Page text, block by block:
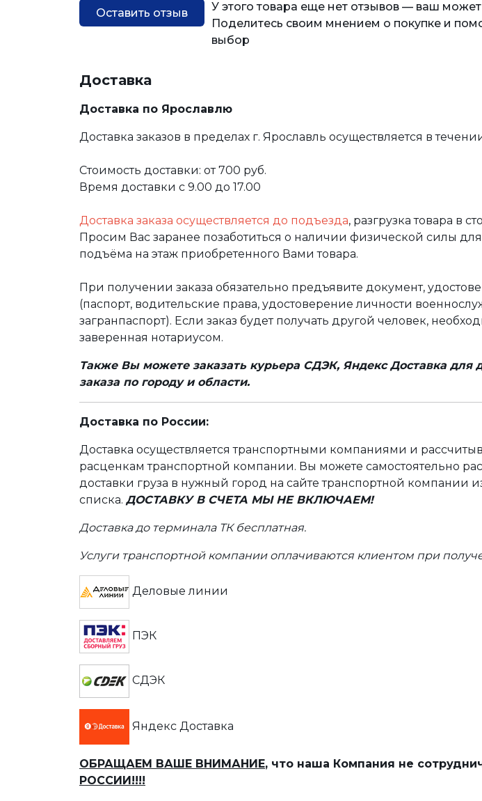
Оставить отзыв
У этого товара еще нет отзывов — ваш может
Поделитесь своим мнением о покупке и
выбор
Доставка
Доставка по Ярославлю
Доставка заказов в пределах г. Ярославль осуществляется в
Стоимость доставки: от 700 руб.
Время доставки с 9.00 до 17.00
Доставка заказа осуществляется до подъезда, разгрузка товара в
Просим Вас заранее позаботиться о наличии физической силы для
подъёма на этаж приобретенного Вами товара.
При получении заказа обязательно предъявите документ,
(паспорт, водительские права, удостоверение личности
загранпаспорт). Если заказ будет получать другой человек,
заверенная нотариусом.
Также Вы можете заказать курьера СДЭК, Яндекс Доставка для
заказа по городу и области.
Доставка по России:
Доставка осуществляется транспортными компаниями и
расценкам транспортной компании. Вы можете самостоятельно
доставки груза в нужный город на сайте транспортной компании
списка. ДОСТАВКУ В СЧЕТА МЫ НЕ ВКЛЮЧАЕМ!
Доставка до терминала ТК бесплатная.
Услуги транспортной компании оплачиваются клиентом при
Деловые линии
ПЭК
СДЭК
Яндекс Доставка
ОБРАЩАЕМ ВАШЕ ВНИМАНИЕ, что наша Компания не
РОССИИ!!!!